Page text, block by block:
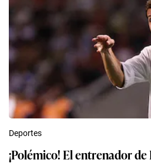
Deportes
¡Polémico! El entrenador